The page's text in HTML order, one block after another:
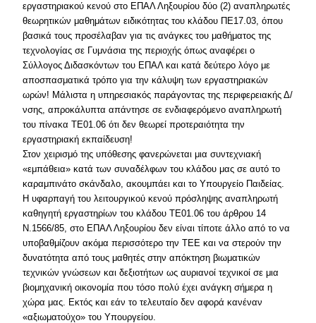
εργαστηριακού κενού στο ΕΠΑΛ Ληξουρίου δύο (2) αναπληρωτές
θεωρητικών μαθημάτων ειδικότητας του κλάδου ΠΕ17.03, όπου
βασικά τους προσέλαβαν για τις ανάγκες του μαθήματος της
τεχνολογίας σε Γυμνάσια της περιοχής όπως αναφέρει ο
Σύλλογος Διδασκόντων του ΕΠΑΛ και κατά δεύτερο λόγο με
αποσπασματικά τρόπο για την κάλυψη των εργαστηριακών
ωρών! Μάλιστα η υπηρεσιακός παράγοντας της περιφερειακής Δ/
νσης, απροκάλυπτα απάντησε σε ενδιαφερόμενο αναπληρωτή
του πίνακα ΤΕ01.06 ότι δεν θεωρεί προτεραιότητα την
εργαστηριακή εκπαίδευση!
Στον χειρισμό της υπόθεσης φανερώνεται μια συντεχνιακή
«εμπάθεια» κατά των συναδέλφων του κλάδου μας σε αυτό το
καραμπινάτο σκάνδαλο, ακουμπάει και το Υπουργείο Παιδείας.
Η υφαρπαγή του λειτουργικού κενού πρόσληψης αναπληρωτή
καθηγητή εργαστηρίων του κλάδου ΤΕ01.06 του άρθρου 14
Ν.1566/85, στο ΕΠΑΛ Ληξουρίου δεν είναι τίποτε άλλο από το να
υποβαθμίζουν ακόμα περισσότερο την ΤΕΕ και να στερούν την
δυνατότητα από τους μαθητές στην απόκτηση βιωματικών
τεχνικών γνώσεων και δεξιοτήτων ως αυριανοί τεχνικοί σε μια
βιομηχανική οικονομία που τόσο πολύ έχει ανάγκη σήμερα η
χώρα μας. Εκτός και εάν το τελευταίο δεν αφορά κανέναν
«αξιωματούχο» του Υπουργείου.